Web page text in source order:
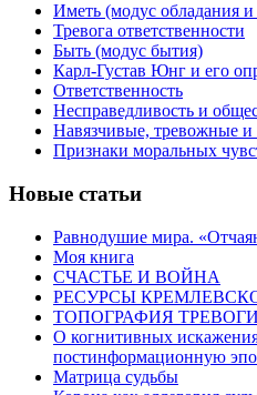
Иметь (модус обладания
Тревога ответственности
Быть (модус бытия)
Карл-Густав Юнг и его
Ответственность
Несправедливость и
Навязчивые, тревожные и
Признаки моральных
Новые статьи
Равнодушие мира.
Моя книга
СЧАСТЬЕ И ВОЙНА
РЕСУРСЫ
ТОПОГРАФИЯ
О когнитивных
постинформационную
Матрица судьбы